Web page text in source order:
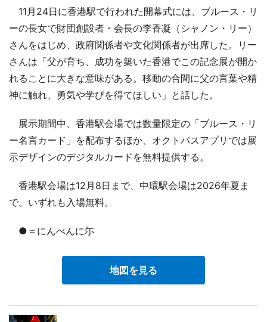
11月24日に香港駅で行われた開幕式には、ブルース・リ
ーの長女で財団創設者・会長の李香凝（シャノン・リー）
さんをはじめ、政府関係者や文化関係者が出席した。リー
さんは「父が育ち、成功を築いた香港でこの記念展が開か
れることに大きな意味がある。移動の合間に父の言葉や精
神に触れ、勇気や学びを得てほしい」と話した。
展示期間中、香港駅会場では数量限定の「ブルース・リ
ー名言カード」を配布するほか、オクトパスアプリでは展
示デザインのデジタルカードを無料提供する。
香港駅会場は12月8日まで、中環駅会場は2026年夏ま
で。いずれも入場無料。
●＝にんべんに尓
地図を見る